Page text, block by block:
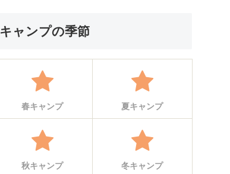
キャンプの季節
春キャンプ 夏キャンプ
秋キャンプ 冬キャンプ